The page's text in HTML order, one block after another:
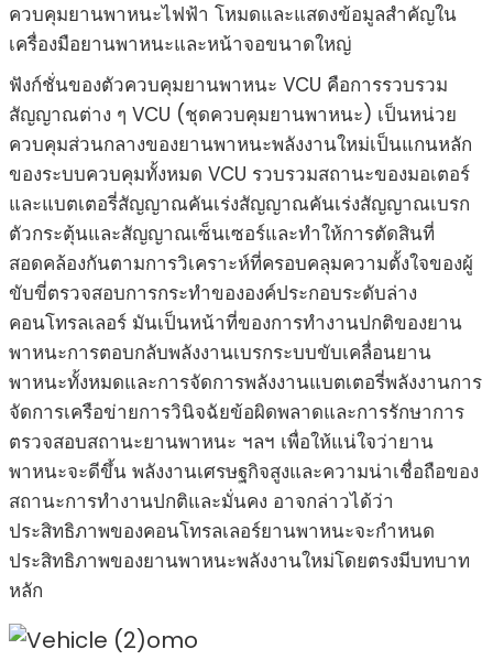
ควบคุมยานพาหนะไฟฟ้า โหมดและแสดงข้อมูลสำคัญใน
เครื่องมือยานพาหนะและหน้าจอขนาดใหญ่
ฟังก์ชั่นของตัวควบคุมยานพาหนะ VCU คือการรวบรวม
สัญญาณต่าง ๆ VCU (ชุดควบคุมยานพาหนะ) เป็นหน่วย
ควบคุมส่วนกลางของยานพาหนะพลังงานใหม่เป็นแกนหลัก
ของระบบควบคุมทั้งหมด VCU รวบรวมสถานะของมอเตอร์
และแบตเตอรี่สัญญาณคันเร่งสัญญาณคันเร่งสัญญาณเบรก
ตัวกระตุ้นและสัญญาณเซ็นเซอร์และทำให้การตัดสินที่
สอดคล้องกันตามการวิเคราะห์ที่ครอบคลุมความตั้งใจของผู้
ขับขี่ตรวจสอบการกระทำขององค์ประกอบระดับล่าง
คอนโทรลเลอร์ มันเป็นหน้าที่ของการทำงานปกติของยาน
พาหนะการตอบกลับพลังงานเบรกระบบขับเคลื่อนยาน
พาหนะทั้งหมดและการจัดการพลังงานแบตเตอรี่พลังงานการ
จัดการเครือข่ายการวินิจฉัยข้อผิดพลาดและการรักษาการ
ตรวจสอบสถานะยานพาหนะ ฯลฯ เพื่อให้แน่ใจว่ายาน
พาหนะจะดีขึ้น พลังงานเศรษฐกิจสูงและความน่าเชื่อถือของ
สถานะการทำงานปกติและมั่นคง อาจกล่าวได้ว่า
ประสิทธิภาพของคอนโทรลเลอร์ยานพาหนะจะกำหนด
ประสิทธิภาพของยานพาหนะพลังงานใหม่โดยตรงมีบทบาท
หลัก